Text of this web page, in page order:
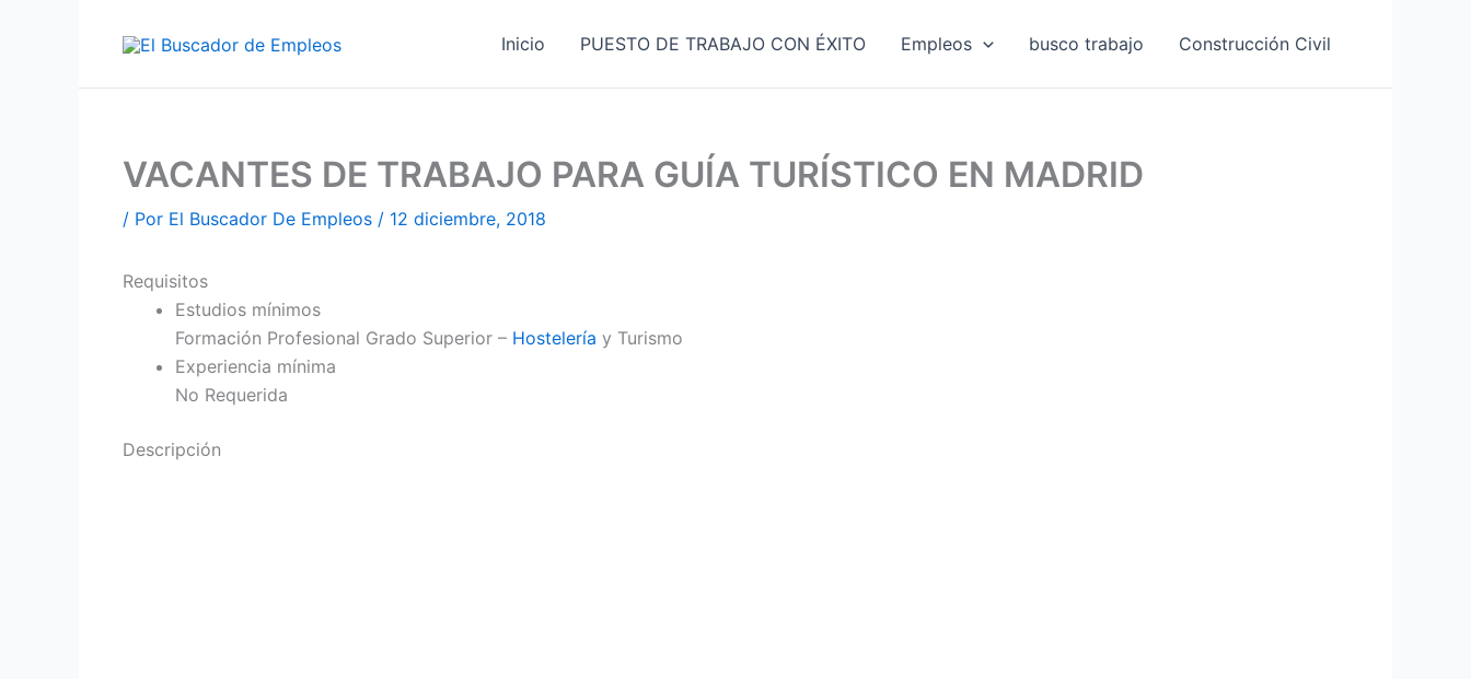
Inicio PUESTO DE TRABAJO CON ÉXITO Empleos busco trabajo Construcción Civil
VACANTES DE TRABAJO PARA GUÍA TURÍSTICO EN MADRID
/ Por El Buscador De Empleos / 12 diciembre, 2018
Requisitos
Estudios mínimos
Formación Profesional Grado Superior – Hostelería y Turismo
Experiencia mínima
No Requerida
Descripción